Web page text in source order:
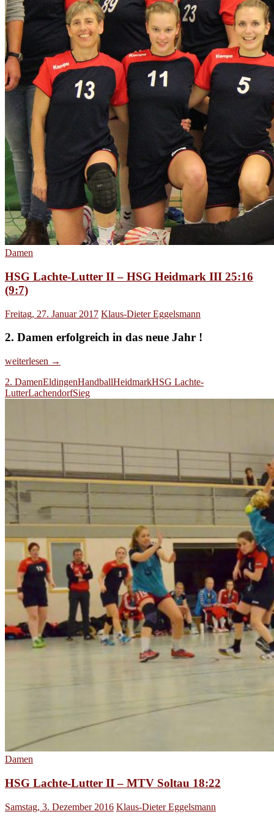
Damen
HSG Lachte-Lutter II – HSG Heidmark III 25:16
(9:7)
Freitag, 27. Januar 2017 Klaus-Dieter Eggelsmann
2. Damen erfolgreich in das neue Jahr !
HSG
Lutter
II
III
25:16
(9:7)
weiterlesen →
2. DamenEldingenHandballHeidmarkHSG Lachte-
LutterLachendorfSieg
Damen
HSG Lachte-Lutter II – MTV Soltau 18:22
Samstag, 3. Dezember 2016 Klaus-Dieter Eggelsmann